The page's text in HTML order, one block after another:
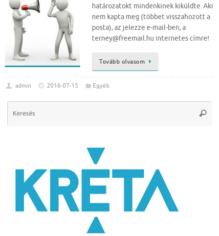
határozatokt mindenkinek kiküldte. Aki
nem kapta meg (többet visszahozott a
posta), az jelezze e-mail-ben, a
terney@freemail.hu internetes címre!
Tovább olvasom
admin 2016-07-15 Egyéb